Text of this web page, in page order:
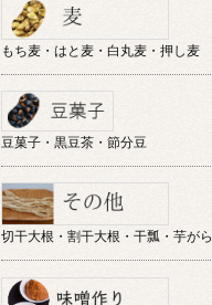
もち麦・はと麦・白丸麦・押し麦
豆菓子・黒豆茶・節分豆
切干大根・割干大根・干瓢・芋がら